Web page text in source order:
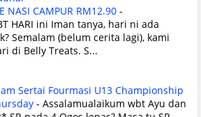
NASI CAMPUR RM12.90 -
HARI ini Iman tanya, hari ni ada
Semalam (belum cerita lagi), kami
di Belly Treats. S...
Sertai Fourmasi U13 Championship
- Assalamualaikum wbt Ayu dan